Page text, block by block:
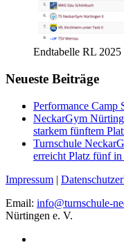
Endtabelle RL 2025
Neueste Beiträge
Performance Camp
NeckarGym
starkem fünftem
Turnschule
erreicht Platz fünf
Impressum |
Email: info@turnschule-
Nürtingen e. V.